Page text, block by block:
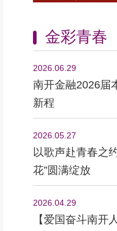
金彩青春
2026.06.29
南开金融2026届
新程
2026.05.27
以歌声赴青春之
花”圆满绽放
2026.04.29
【爱国奋斗南开